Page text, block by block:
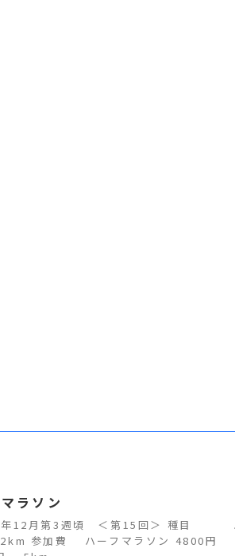
ラソン
年12月第3週頃 ＜第15回＞ 種目
2km 参加費 ハーフマラソン 4800円